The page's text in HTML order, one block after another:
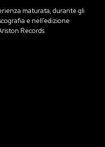
maturata, durante gli
e nell’edizione
Records.